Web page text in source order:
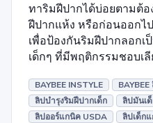
ทาริมฝีปากได้บ่อยตามต้อ
ฝีปากแห้ง หรือก่อนออกไ
เพื่อป้องกันริมฝีปากลอกเ
เด็กๆ ที่มีพฤติกรรมชอบเ
BAYBEE INSTYLE
ลิปบำรุงริมฝีปากเด็ก
ลิปมันเ
ลิปออร์แกนิค USDA
ลิปเด็ก